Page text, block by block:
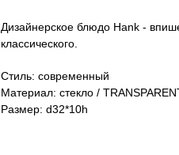
Дизайнерское блюдо Hank -
классического.
Стиль: современный
Материал: стекло /
Размер: d32*10h